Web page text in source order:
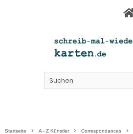
Startseite A - Z Künstler Correspondances